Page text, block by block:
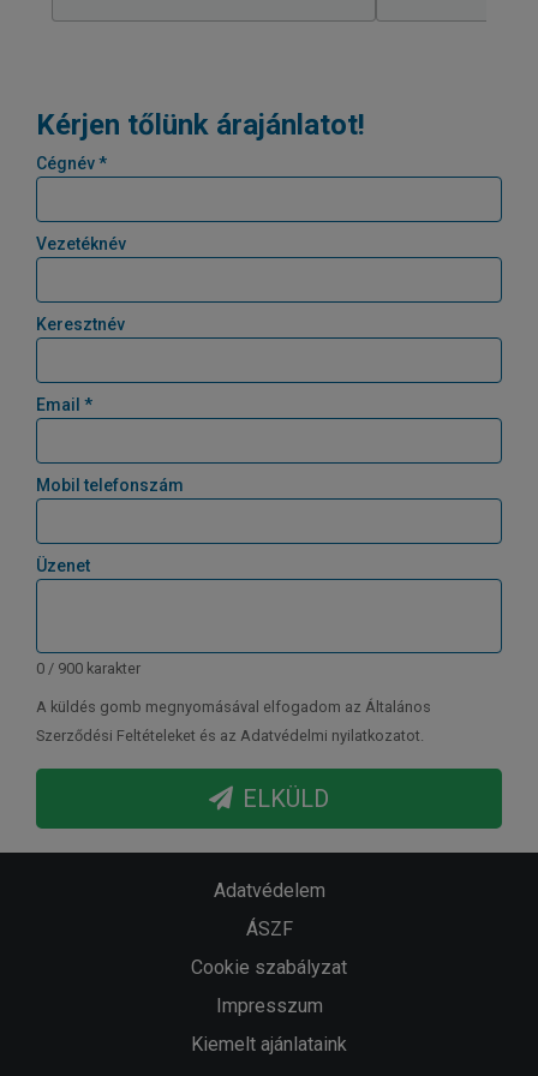
Kérjen tőlünk árajánlatot!
Cégnév *
Vezetéknév
Keresztnév
Email *
Mobil telefonszám
Üzenet
0 / 900 karakter
A küldés gomb megnyomásával elfogadom az Általános
Szerződési Feltételeket és az Adatvédelmi nyilatkozatot.
ELKÜLD
Adatvédelem
ÁSZF
Cookie szabályzat
Impresszum
Kiemelt ajánlataink